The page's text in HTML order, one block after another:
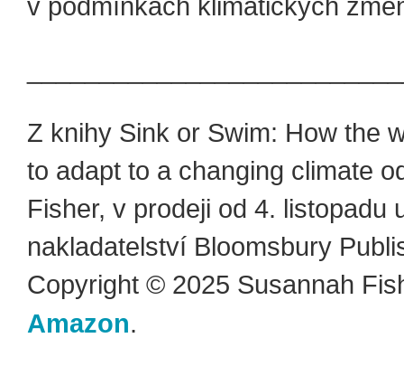
v podmínkách klimatických
Z knihy Sink or Swim: How the
to adapt to a changing climate
Fisher, v prodeji od 4. listopadu
nakladatelství Bloomsbury
Copyright © 2025 Susannah
Amazon.